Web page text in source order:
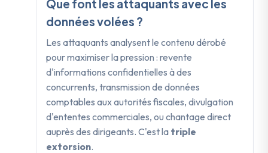
Que font les attaquants avec les
données volées ?
Les attaquants analysent le contenu dérobé
pour maximiser la pression : revente
d'informations confidentielles à des
concurrents, transmission de données
comptables aux autorités fiscales, divulgation
d'ententes commerciales, ou chantage direct
auprès des dirigeants. C'est la triple
extorsion.